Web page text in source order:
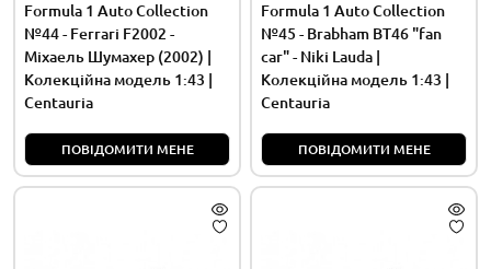
Formula 1 Auto Collection
№44 - Ferrari F2002 -
Міхаель Шумахер (2002) |
Колекційна модель 1:43 |
Centauria
ПОВІДОМИТИ МЕНЕ
Formula 1 Auto Collection
№45 - Brabham BT46 "fan
car" - Niki Lauda |
Колекційна модель 1:43 |
Centauria
ПОВІДОМИТИ МЕНЕ